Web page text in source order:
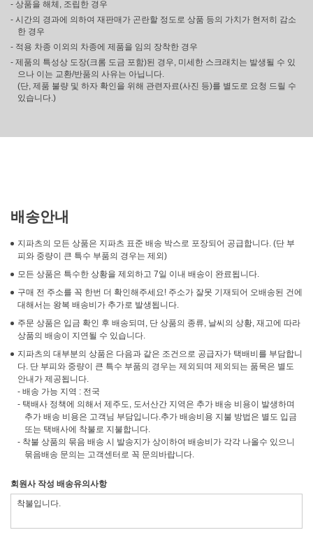
- 상품을 해체, 조립한 경우
- 시간의 경과에 의하여 재판매가 곤란할 정도로 상품 등의 가치가 현저히 감소
한 경우
- 적용 차종 이외의 차종에 제품을 임의 장착한 경우
- 제품의 특성상 도장(크롬 도금 포함)된 경우, 미세한 스크래치는 발생될 수 있
으나 이는 교환/반품의 사유는 아닙니다.
(단, 제품 불량 및 하자 확인을 위해 관련자료(사진 등)를 별도로 요청 드릴 수
있습니다.)
배송안내
지파츠의 모든 상품은 지파츠 표준 배송 박스로 포장되어 공급합니다. (단 부
피와 중량이 큰 특수 부품의 경우는 제외)
모든 상품은 특수한 상황을 제외하고 7일 이내 배송이 완료됩니다.
구매 전 주소를 꼭 한번 더 확인해주세요! 주소가 잘못 기재되어 오배송된 건에
대해서는 왕복 배송비가 추가로 발생됩니다.
주문 상품은 입금 확인 후 배송되며, 단 상품의 종류, 날씨의 상황, 재고에 따라
상품의 배송이 지연될 수 있습니다.
지파츠의 대부분의 상품은 다음과 같은 조건으로 공급자가 택배비를 부담합니
다. 단 부피와 중량이 큰 특수 부품의 경우는 제외되며 제외되는 품목은 별도
안내가 제공됩니다.
- 배송 가능 지역 : 전국
- 택배사 정책에 의해서 제주도, 도서산간 지역은 추가 배송 비용이 발생하며
추가 배송 비용은 고객님 부담입니다.추가 배송비용 지불 방법은 별도 입금
또는 택배사에 착불로 지불합니다.
- 착불 상품의 묶음 배송 시 발송지가 상이하여 배송비가 각각 나올수 있으니
묶음배송 문의는 고객센터로 꼭 문의바랍니다.
회원사 작성 배송유의사항
착불입니다.